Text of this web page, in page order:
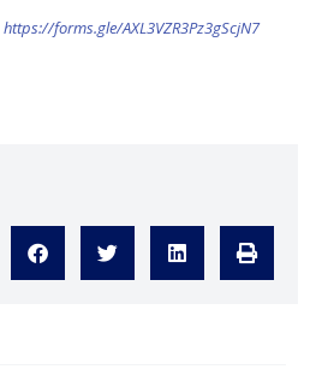
https://forms.gle/AXL3VZR3Pz3gScjN7